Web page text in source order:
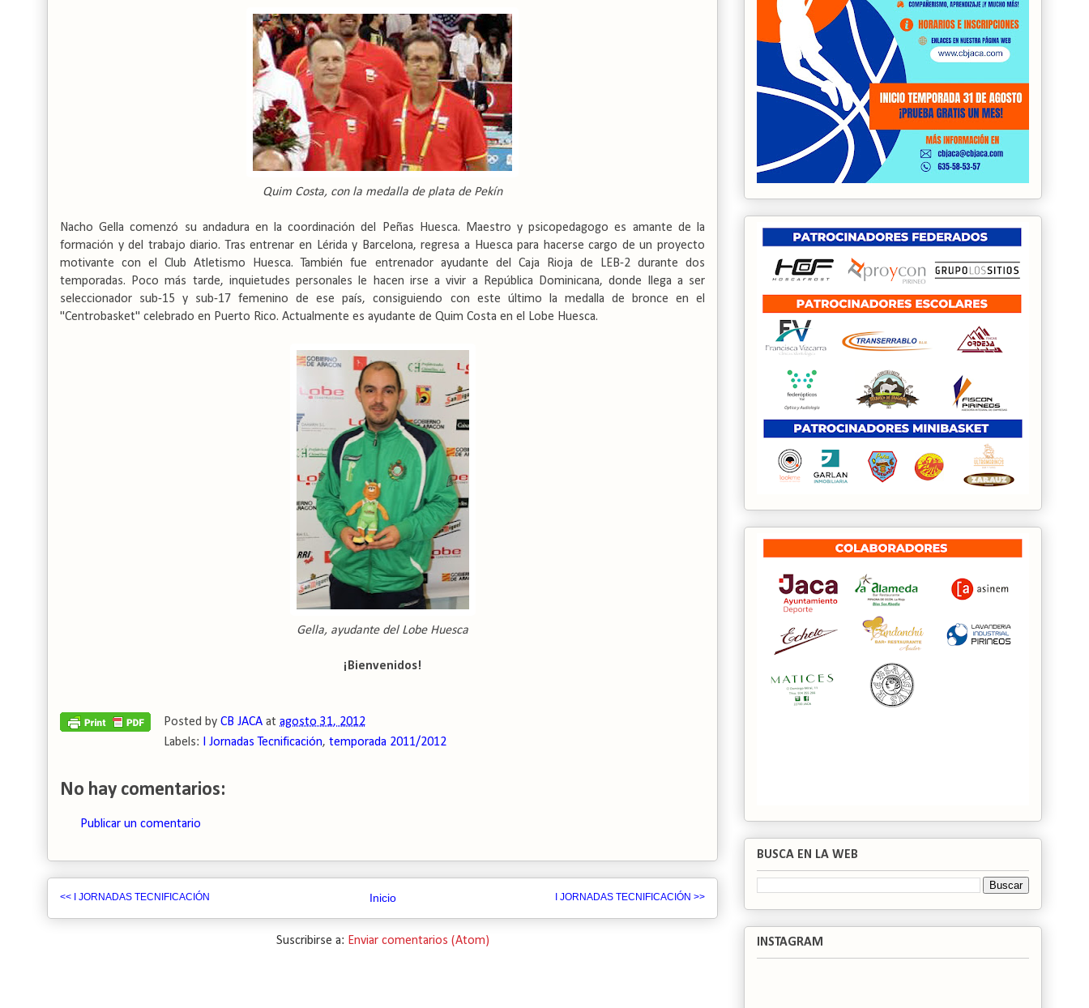
Quim Costa, con la medalla de plata de Pekín
Nacho Gella comenzó su andadura en la coordinación del Peñas Huesca. Maestro y psicopedagogo es amante de la
formación y del trabajo diario. Tras entrenar en Lérida y Barcelona, regresa a Huesca para hacerse cargo de un proyecto
motivante con el Club Atletismo Huesca. También fue entrenador ayudante del Caja Rioja de LEB-2 durante dos
temporadas. Poco más tarde, inquietudes personales le hacen irse a vivir a República Dominicana, donde llega a ser
seleccionador sub-15 y sub-17 femenino de ese país, consiguiendo con este último la medalla de bronce en el
"Centrobasket" celebrado en Puerto Rico. Actualmente es ayudante de Quim Costa en el Lobe Huesca.
Gella, ayudante del Lobe Huesca
¡Bienvenidos!
Posted by CB JACA at agosto 31, 2012
Labels:
I Jornadas Tecnificación, temporada 2011/2012
No hay comentarios:
Publicar un comentario
<< I JORNADAS TECNIFICACIÓN I JORNADAS TECNIFICACIÓN >>
Inicio
Suscribirse a: Enviar comentarios (Atom)
BUSCA EN LA WEB
INSTAGRAM